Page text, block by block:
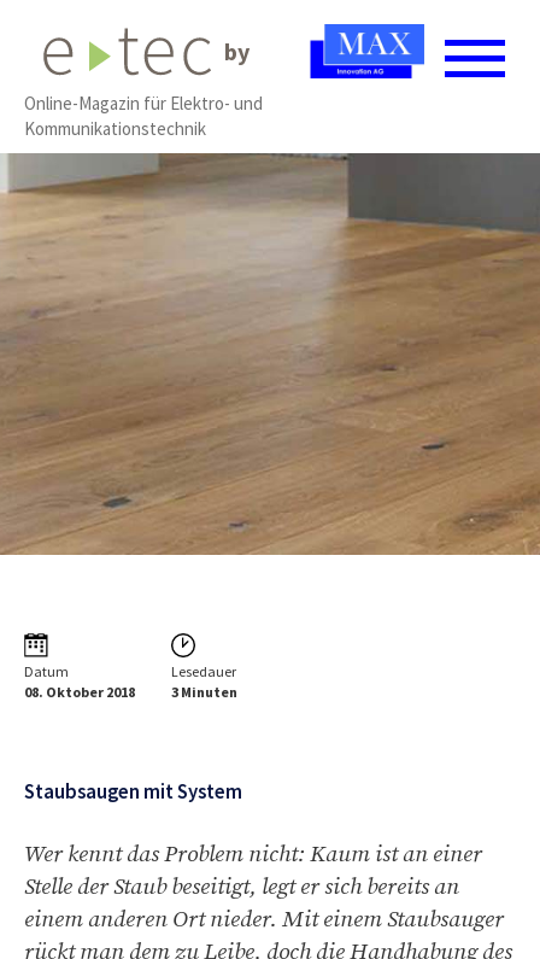
by
Online-Magazin für Elektro- und
Kommunikationstechnik
Datum
08. Oktober 2018
Lesedauer
3 Minuten
Staubsaugen mit System
Wer kennt das Problem nicht: Kaum ist an einer
Stelle der Staub beseitigt, legt er sich bereits an
einem anderen Ort nieder. Mit einem Staubsauger
rückt man dem zu Leibe, doch die Handhabung des